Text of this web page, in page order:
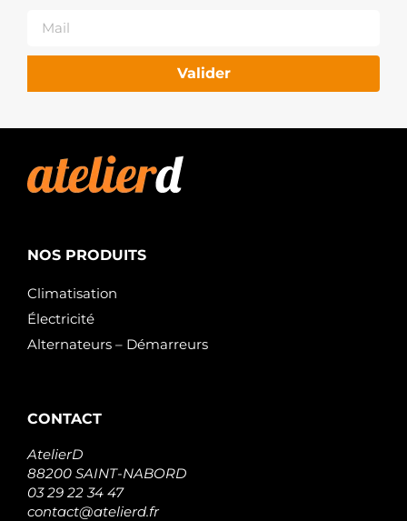
Valider
NOS PRODUITS
Climatisation
Électricité
Alternateurs – Démarreurs
CONTACT
AtelierD
88200 SAINT-NABORD
03 29 22 34 47
contact@atelierd.fr